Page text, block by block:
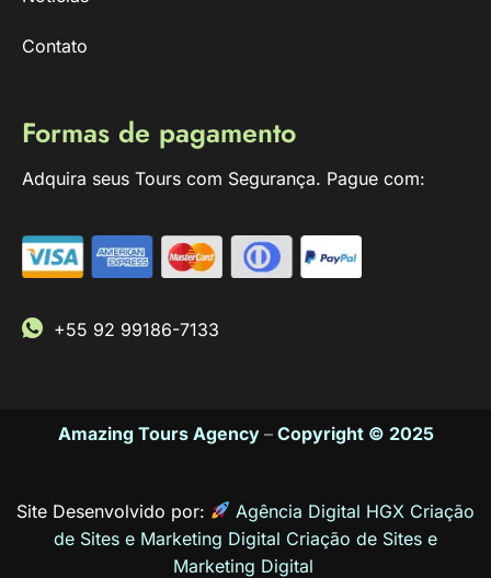
Contato
Formas de pagamento
Adquira seus Tours com Segurança. Pague com:
+55 92 99186-7133
Amazing Tours Agency– Copyright © 2025
Site Desenvolvido por:
Agência Digital HGX Criação
de Sites e Marketing Digital Criação de Sites e
Marketing Digital